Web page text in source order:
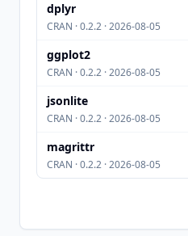
dplyr
CRAN · 0.2.2 · 2026-08-05
ggplot2
CRAN · 0.2.2 · 2026-08-05
jsonlite
CRAN · 0.2.2 · 2026-08-05
magrittr
CRAN · 0.2.2 · 2026-08-05